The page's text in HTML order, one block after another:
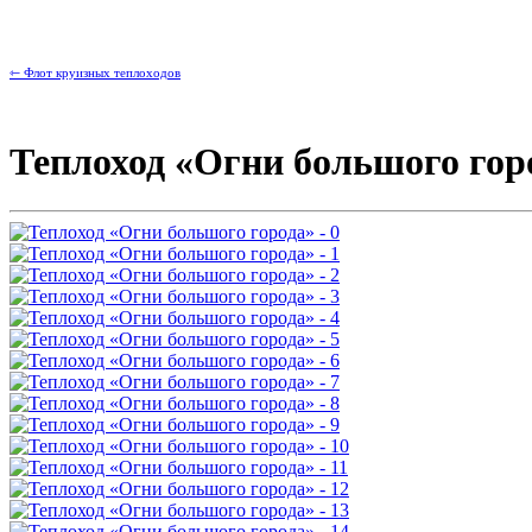
⇽ Флот круизных теплоходов
Теплоход «Огни большого